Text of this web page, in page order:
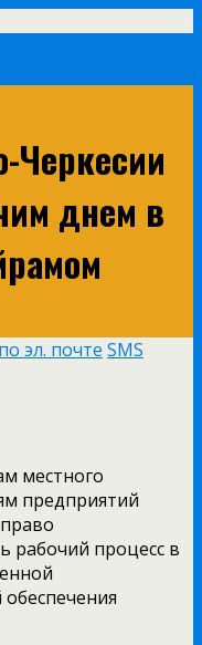
Черкесии
днем в
эл. почте SMS
местного
предприятий
рабочий процесс в